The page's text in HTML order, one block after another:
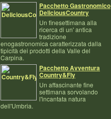
Pacchetto Gastronomico
DeliciousCountry
Un finesettimana alla
ricerca di un' antica
tradizione
enogastronomica caratterizzata dalla
tipicità dei prodotti della Valle del
Carpina.
Pacchetto Avventura
Country&Fly
Un affascinante fine
settimana sorvolando
l'incantata natura
dell'Umbria.